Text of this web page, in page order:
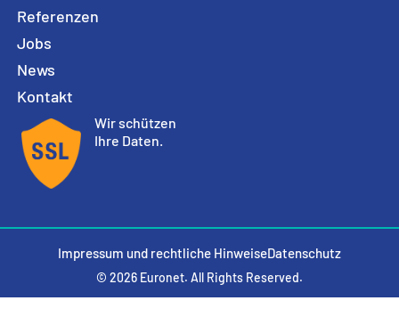
Referenzen
Jobs
News
Kontakt
Wir schützen
Ihre Daten.
© 2026 Euronet. All Rights Reserved.
Impressum und rechtliche HinweiseDatenschutz